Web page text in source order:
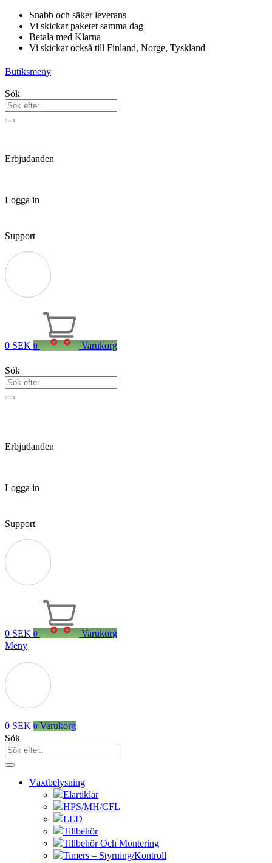
Hoppa
innehåll
Snabb och säker leverans
Vi skickar paketet samma dag
Betala med Klarna
Vi skickar också till Finland, Norge, Tyskland
Butiksmeny
Sök
Erbjudanden
Logga in
Support
0 SEK 0 Varukorg
Sök
Erbjudanden
Logga in
Support
0 SEK 0
Varukorg
Meny
0 SEK 0 Varukorg
Sök
Växtbelysning
Elartiklar
HPS/MH/CFL
LED
Tillbehör
Tillbehör Och Montering
Timers – Styrning/Kontroll